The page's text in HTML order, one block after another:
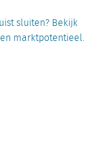
sluiten? Bekijk
marktpotentieel.